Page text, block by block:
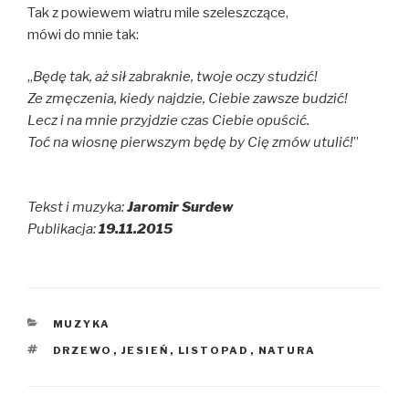
Tak z powiewem wiatru mile szeleszczące,
mówi do mnie tak:
„Będę tak, aż sił zabraknie, twoje oczy studzić!
Ze zmęczenia, kiedy najdzie, Ciebie zawsze budzić!
Lecz i na mnie przyjdzie czas Ciebie opuścić.
Toć na wiosnę pierwszym będę by Cię zmów utulić!”
Tekst i muzyka:Jaromir Surdew
Publikacja:19.11.2015
KATEGORIE
MUZYKA
TAGI
DRZEWO , JESIEŃ , LISTOPAD , NATURA